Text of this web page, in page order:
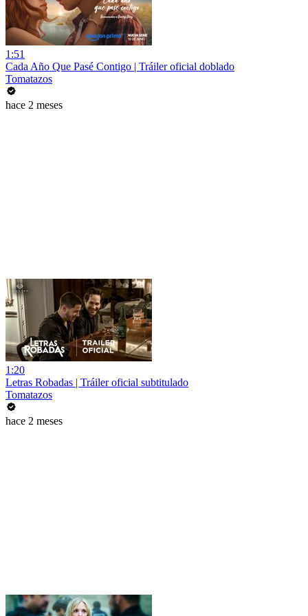
1:51
Cada Año Que Pasé Contigo | Tráiler oficial doblado
Tomatazos
hace 2 meses
1:20
Letras Robadas | Tráiler oficial subtitulado
Tomatazos
hace 2 meses